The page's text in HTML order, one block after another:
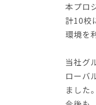
本プロ
計10校
環境を
当社グ
ローバ
ました。